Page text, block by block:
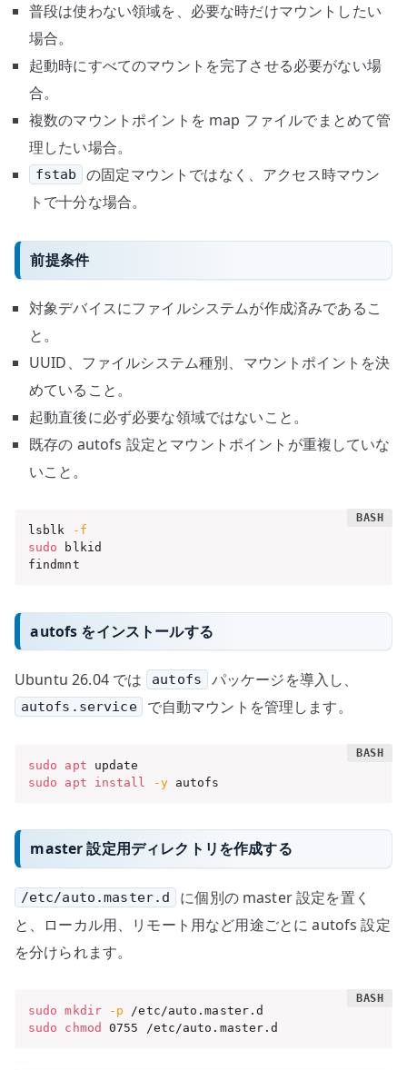
普段は使わない領域を、必要な時だけマウントしたい
場合。
起動時にすべてのマウントを完了させる必要がない場
合。
複数のマウントポイントを map ファイルでまとめて管
理したい場合。
fstab
の固定マウントではなく、アクセス時マウン
トで十分な場合。
前提条件
対象デバイスにファイルシステムが作成済みであるこ
と。
UUID、ファイルシステム種別、マウントポイントを決
めていること。
起動直後に必ず必要な領域ではないこと。
既存の autofs 設定とマウントポイントが重複していな
いこと。
lsblk
-f
sudo blkid
findmnt
autofs をインストールする
Ubuntu 26.04 では autofs パッケージを導入し、
autofs.service で自動マウントを管理します。
sudo apt
sudo
apt install -y autofs
master 設定用ディレクトリを作成する
/etc/auto.master.d
に個別の master 設定を置く
と、ローカル用、リモート用など用途ごとに autofs 設定
を分けられます。
sudo mkdir -p
sudo
chmod 0755 /etc/auto.master.d